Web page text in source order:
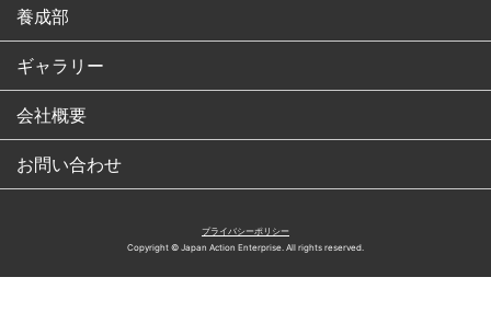
養成部
ギャラリー
会社概要
お問い合わせ
プライバシーポリシー
Copyright © Japan Action Enterprise. All rights reserved.